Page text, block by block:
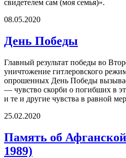
свидетелем сам (моя семья)».
08.05.2020
День Победы
Главный результат победы во
уничтожение гитлеровского
опрошенных День Победы
— чувство скорби о погибших в
и те и другие чувства в равной
25.02.2020
Память об
1989)